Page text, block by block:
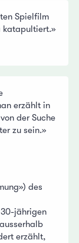
Spielfilm
katapultiert.»
erzählt in
der Suche
zu sein.»
des
jährigen
erzählt,